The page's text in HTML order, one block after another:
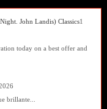
John Landis) Classics1
today on a best offer and
brillante...